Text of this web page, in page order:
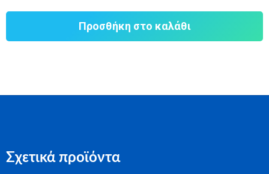
Προσθήκη στο καλάθι
Σχετικά προϊόντα